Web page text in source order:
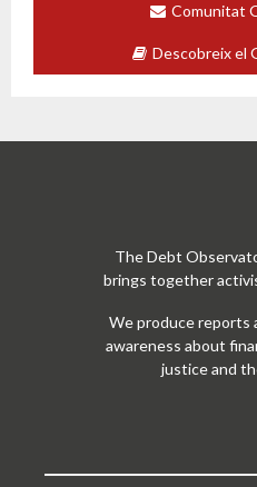
Comunitat
Descobreix el
The Debt
brings together
We produce reports
awareness about
justice and